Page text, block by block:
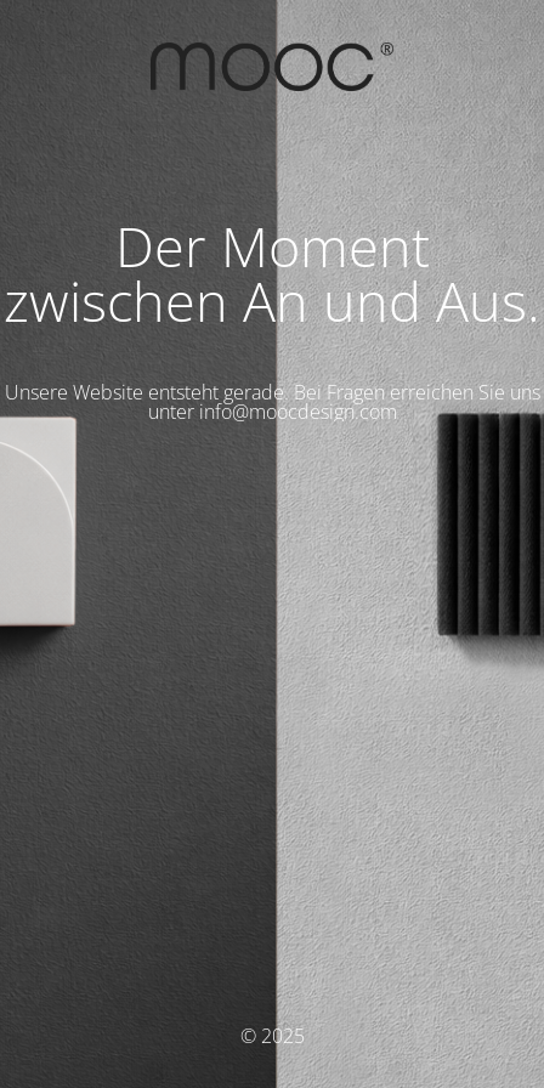
Der Moment
zwischen An und Aus.
Unsere Website entsteht gerade. Bei Fragen erreichen Sie uns
unter info@moocdesign.com
© 2025